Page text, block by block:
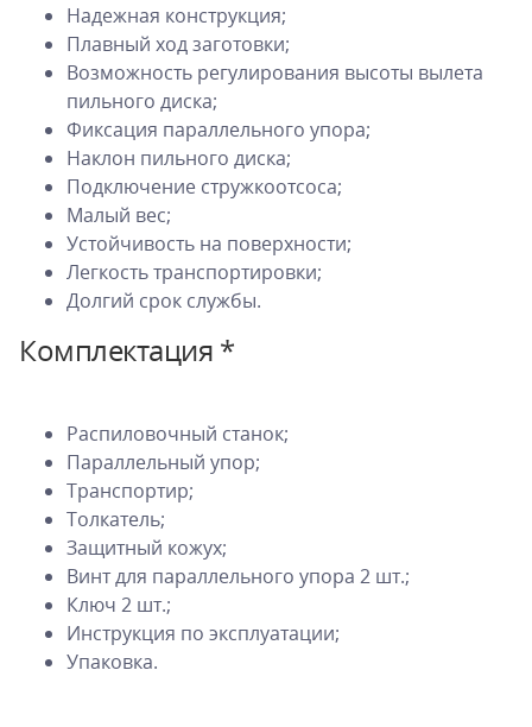
Надежная конструкция;
Плавный ход заготовки;
Возможность регулирования высоты вылета
пильного диска;
Фиксация параллельного упора;
Наклон пильного диска;
Подключение стружкоотсоса;
Малый вес;
Устойчивость на поверхности;
Легкость транспортировки;
Долгий срок службы.
Комплектация *
Распиловочный станок;
Параллельный упор;
Транспортир;
Толкатель;
Защитный кожух;
Винт для параллельного упора 2 шт.;
Ключ 2 шт.;
Инструкция по эксплуатации;
Упаковка.